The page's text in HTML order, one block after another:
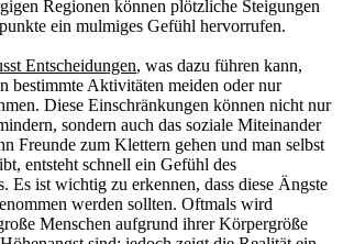
Regionen können plötzliche Steigungen
ein mulmiges Gefühl hervorrufen.
Entscheidungen, was dazu führen kann,
bestimmte Aktivitäten meiden oder nur
Diese Einschränkungen können nicht nur
sondern auch das soziale Miteinander
Freunde zum Klettern gehen und man selbst
entsteht schnell ein Gefühl des
Es ist wichtig zu erkennen, dass diese Ängste
werden sollten. Oftmals wird
Menschen aufgrund ihrer Körpergröße